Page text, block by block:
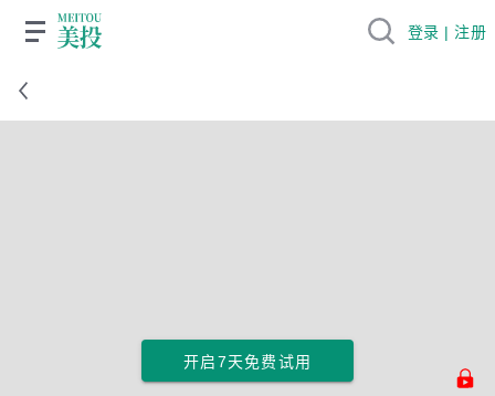
开启7天免费试用
登录 | 注册